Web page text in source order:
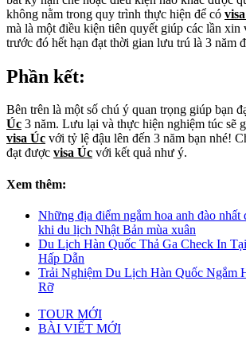
không nằm trong quy trình thực hiện để có
mà là một điều kiện tiên quyết giúp các lần xin
trước đó hết hạn đạt thời gian lưu trú là 3 năm
Phần kết:
Bên trên là một số chú ý quan trọng giúp bạn
Úc 3 năm. Lưu lại và thực hiện nghiệm túc sẽ
visa Úc với tỷ lệ đậu lên đến 3 năm bạn nhé!
đạt được visa Úc với kết quả như ý.
Xem thêm:
Những địa điểm ngắm hoa anh đào
khi du lịch Nhật Bản mùa xuân
Du Lịch Hàn Quốc Thả Ga Check In
Hấp Dẫn
Trải Nghiệm Du Lịch Hàn Quốc Ngắm
Rỡ
TOUR MỚI
BÀI VIẾT MỚI